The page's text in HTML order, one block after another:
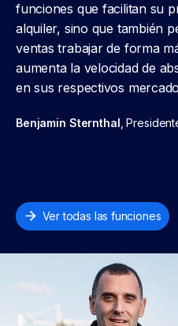
funciones que facilitan su
alquiler, sino que también
ventas trabajar de forma
aumenta la velocidad de
en sus respectivos
Benjamin Sternthal,
Ver todas las funciones